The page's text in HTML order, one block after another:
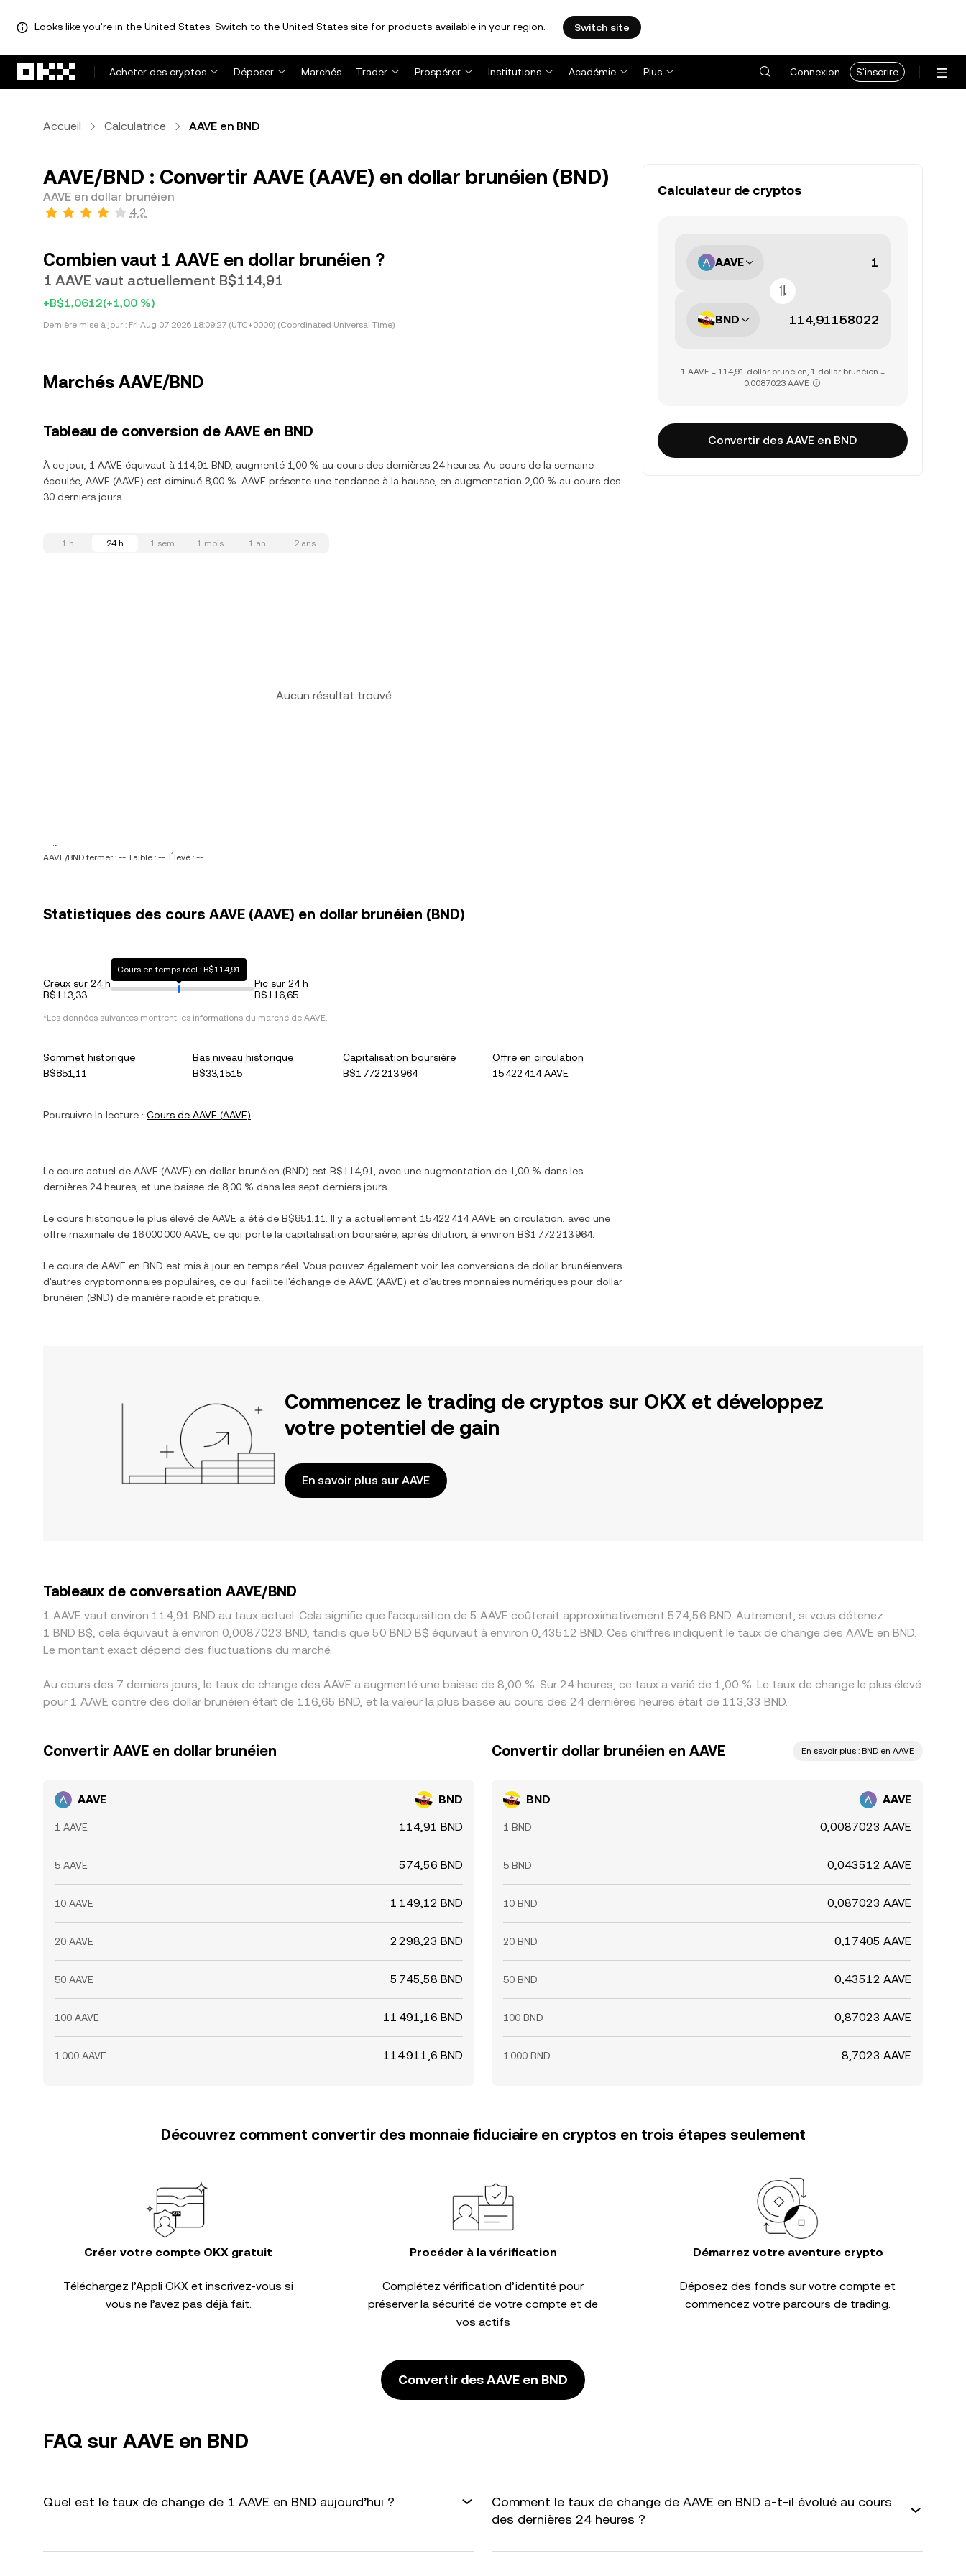
Looks like you're in the United States. Switch to the United States site for products available in your region. Switch site
Acheter des cryptos
Déposer Marchés Trader Prospérer Institutions Académie Plus Connexion S'inscrire
Accueil Calculatrice AAVE en BND
AAVE/BND : Convertir AAVE (AAVE) en dollar brunéien (BND)
AAVE en dollar brunéien
4,2
Combien vaut 1 AAVE en dollar brunéien ?
1 AAVE vaut actuellement B$114,91
+B$1,0612(+1,00 %)
Dernière mise à jour : Fri Aug 07 2026 18:09:27 (UTC+0000) (Coordinated Universal Time)
Marchés AAVE/BND
Tableau de conversion de AAVE en BND
À ce jour, 1 AAVE équivaut à 114,91 BND, augmenté 1,00 % au cours des dernières 24 heures. Au cours de la semaine
écoulée, AAVE (AAVE) est diminué 8,00 %. AAVE présente une tendance à la hausse, en augmentation 2,00 % au cours des
30 derniers jours.
1 h 24 h 1 sem 1 mois 1 an 2 ans
Aucun résultat trouvé
-- ~ --
AAVE/BND fermer : -- Faible : -- Élevé : --
Statistiques des cours AAVE (AAVE) en dollar brunéien (BND)
Creux sur 24 h
B$113,33
Cours en temps réel : B$114,91
Pic sur 24 h
B$116,65
*Les données suivantes montrent les informations du marché de AAVE.
Sommet historique
B$851,11
Bas niveau historique
B$33,1515
Capitalisation boursière
B$1 772 213 964
Offre en circulation
15 422 414 AAVE
Poursuivre la lecture : Cours de AAVE (AAVE)
Le cours actuel de AAVE (AAVE) en dollar brunéien (BND) est B$114,91 , avec une augmentation de 1,00 % dans les
dernières 24 heures, et une baisse de 8,00 % dans les sept derniers jours.
Le cours historique le plus élevé de AAVE a été de B$851,11 . Il y a actuellement 15 422 414 AAVE en circulation, avec une
offre maximale de 16 000 000 AAVE , ce qui porte la capitalisation boursière, après dilution, à environ B$1 772 213 964.
Le cours de AAVE en BND est mis à jour en temps réel. Vous pouvez également voir les conversions de dollar brunéienvers
d'autres cryptomonnaies populaires, ce qui facilite l'échange de AAVE (AAVE) et d'autres monnaies numériques pour dollar
brunéien (BND) de manière rapide et pratique.
Calculateur de cryptos
AAVE
BND
1 AAVE = 114,91 dollar brunéien, 1 dollar brunéien =
0,0087023 AAVE
Convertir des AAVE en BND
Commencez le trading de cryptos sur OKX et développez
votre potentiel de gain
En savoir plus sur AAVE
Tableaux de conversation AAVE/BND
1 AAVE vaut environ 114,91 BND au taux actuel. Cela signifie que l’acquisition de 5 AAVE coûterait approximativement 574,56 BND. Autrement, si vous détenez
1 BND B$, cela équivaut à environ 0,0087023 BND, tandis que 50 BND B$ équivaut à environ 0,43512 BND. Ces chiffres indiquent le taux de change des AAVE en BND.
Le montant exact dépend des fluctuations du marché.
Au cours des 7 derniers jours, le taux de change des AAVE a augmenté une baisse de 8,00 %. Sur 24 heures, ce taux a varié de 1,00 %. Le taux de change le plus élevé
pour 1 AAVE contre des dollar brunéien était de 116,65 BND, et la valeur la plus basse au cours des 24 dernières heures était de 113,33 BND.
Convertir AAVE en dollar brunéien
AAVE BND
1 AAVE 114,91 BND
5 AAVE 574,56 BND
10 AAVE 1 149,12 BND
20 AAVE 2 298,23 BND
50 AAVE 5 745,58 BND
100 AAVE 11 491,16 BND
1 000 AAVE 114 911,6 BND
Convertir dollar brunéien en AAVE En savoir plus : BND en AAVE
BND AAVE
1 BND 0,0087023 AAVE
5 BND 0,043512 AAVE
10 BND 0,087023 AAVE
20 BND 0,17405 AAVE
50 BND 0,43512 AAVE
100 BND 0,87023 AAVE
1 000 BND 8,7023 AAVE
Découvrez comment convertir des monnaie fiduciaire en cryptos en trois étapes seulement
Créer votre compte OKX gratuit
Téléchargez l’Appli OKX et inscrivez-vous si
vous ne l’avez pas déjà fait.
Procéder à la vérification
Complétez vérification d’identité pour
préserver la sécurité de votre compte et de
vos actifs
Démarrez votre aventure crypto
Déposez des fonds sur votre compte et
commencez votre parcours de trading.
Convertir des AAVE en BND
FAQ sur AAVE en BND
Quel est le taux de change de 1 AAVE en BND aujourd’hui ?
Comment le taux de change de AAVE en BND a-t-il évolué au cours
des dernières 24 heures ?